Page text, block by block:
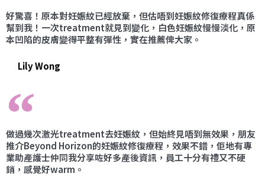
好驚喜！原本對妊娠紋已經放棄，但估唔到妊娠紋修復療程真係
幫到我！一次treatment就見到變化，白色妊娠紋慢慢淡化，原
本凹陷的皮膚變得平整有彈性，實在推薦俾大家。
Lily Wong
做過幾次激光treatment去妊娠紋，但始終見唔到無效果，朋友
推介Beyond Horizon的妊娠紋修復療程，效果不錯，佢地有專
業助產護士仲同我分享咗好多產後資訊，員工十分有禮又不硬
銷，感覺好warm。